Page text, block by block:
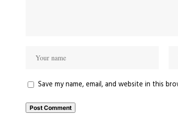
Save my name, email, and website in this